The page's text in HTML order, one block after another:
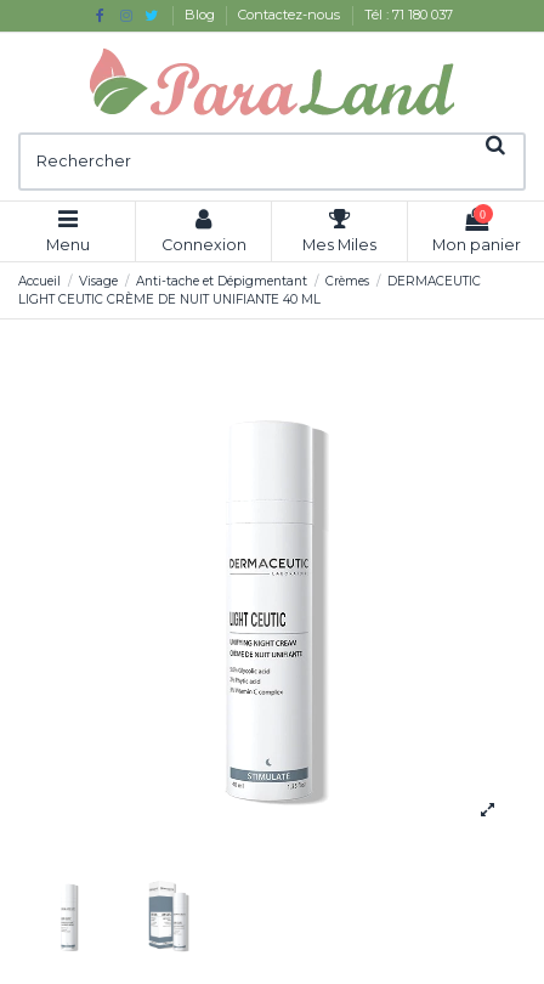
Blog Contactez-nous Tél : 71 180 037
Menu Connexion Mes Miles
0
Mon panier
Accueil Visage Anti-tache et Dépigmentant Crèmes
DERMACEUTIC
LIGHT CEUTIC CRÈME DE NUIT UNIFIANTE 40 ML